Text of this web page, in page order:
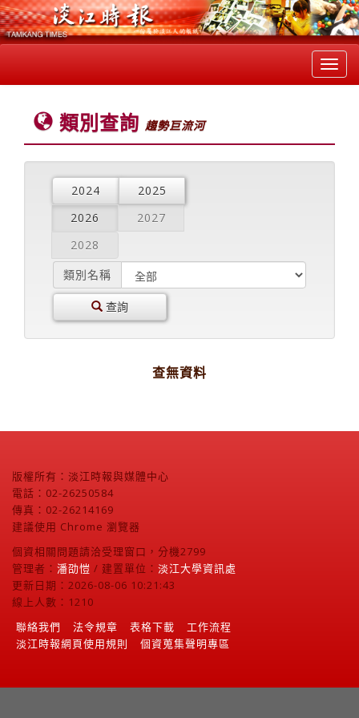
類別查詢 趨勢巨流河
2024
2025
2026
2027
2028
類別名稱
查詢
查無資料
版權所有：淡江時報與媒體中心
電話：02-26250584
傳真：02-26214169
建議使用 Chrome 瀏覽器
個資相關問題請洽受理窗口，分機2799
管理者： 潘劭愷 / 建置單位： 淡江大學資訊處
更新日期：2026-08-06 10:21:43
線上人數：1210
聯絡我們
法令規章 表格下載
工作流程
淡江時報網頁使用規則
個資蒐集聲明專區